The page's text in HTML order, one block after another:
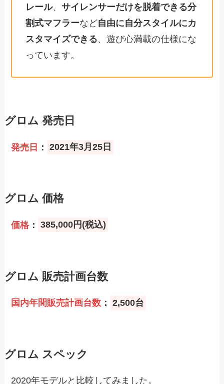
レール、サイレンサーだけを脱着できる分
割式マフラーなど自由に自分スタイルにカ
スタマイズできる、遊び心満載の仕様にな
っています。
グロム 発売日
発売日 ： 2021年3月25日
グロム 価格
価格： 385,000円(税込)
グロム 販売計画台数
国内年間販売計画台数 ： 2,500台
グロム スペック
2020年モデルと比較してみました。